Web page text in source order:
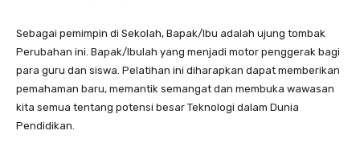
Sebagai pemimpin di Sekolah, Bapak/Ibu adalah ujung tombak
Perubahan ini. Bapak/Ibulah yang menjadi motor penggerak bagi
para guru dan siswa. Pelatihan ini diharapkan dapat memberikan
pemahaman baru, memantik semangat dan membuka wawasan
kita semua tentang potensi besar Teknologi dalam Dunia
Pendidikan.